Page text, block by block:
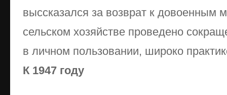
выссказался за возврат к довоенным
сельском хозяйстве проведено
в личном пользовании, широко
К 1947 году